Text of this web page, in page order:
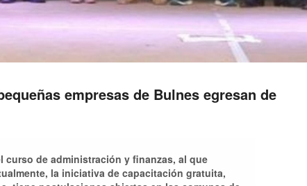
empresas de Bulnes egresan de
curso de administración y finanzas, al que
la iniciativa de capacitación gratuita,